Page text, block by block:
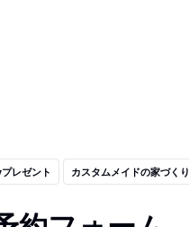
レゼント カスタムメイドの家づくり